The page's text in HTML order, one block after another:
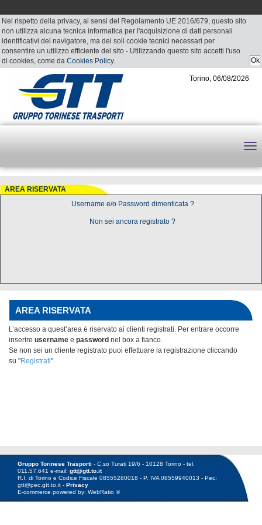
Nel rispetto della privacy, ai sensi del Regolamento UE 2016/679, questo sito
non utilizza alcuna tecnica informatica per l'acquisizione di dati personali
identificativi del navigatore, ma dei soli cookie tecnici necessari per
consentire un utilizzo efficiente del sito - Utilizzando questo sito accetti l'uso
di cookies, come da Cookies Policy.
Torino, 06/08/2026
AREA RISERVATA
Username e/o Password dimenticata ?
Non sei ancora registrato ?
AREA RISERVATA
L’accesso a quest’area è riservato ai clienti registrati. Per entrare occorre
inserire username e password nel box a fianco.
Se non sei un cliente registrato puoi effettuare la registrazione cliccando
su "Registrati".
Gruppo Torinese Trasporti - C.so Turati 19/6 - 10128 Torino - tel.
011.57.641 e-mail:gtt@gtt.to.it
R.I. di Torino e Codice Fiscale 08555280018 - P. IVA 08559940013 - Pec:
gtt@pec.gtt.to.it -Privacy
E-commerce powered by: WebRatio ©